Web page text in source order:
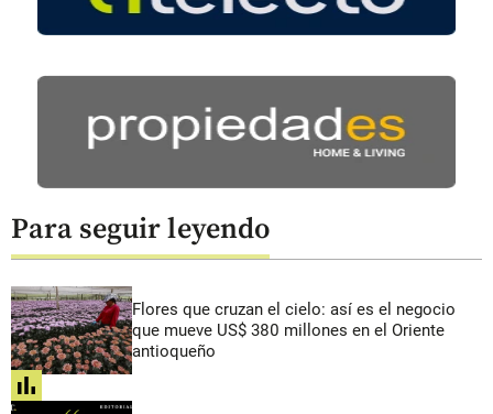
Para seguir leyendo
Flores que cruzan el cielo: así es el negocio
que mueve US$ 380 millones en el Oriente
antioqueño
share